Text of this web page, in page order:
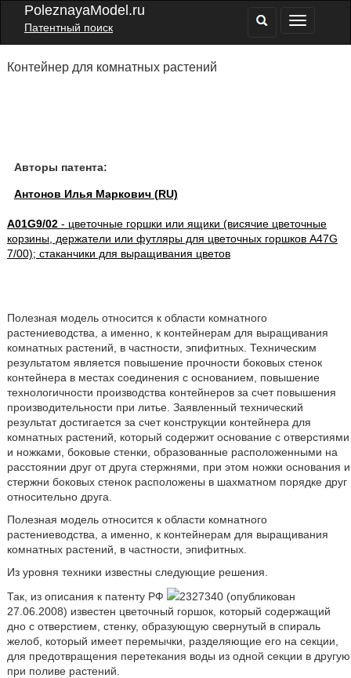
PoleznayaModel.ru
Патентный поиск
Контейнер для комнатных растений
Авторы патента:
Антонов Илья Маркович (RU)
A01G9/02- цветочные горшки или ящики (висячие цветочные
корзины, держатели или футляры для цветочных горшков A47G
7/00); стаканчики для выращивания цветов
Полезная модель относится к области комнатного
растениеводства, а именно, к контейнерам для выращивания
комнатных растений, в частности, эпифитных. Техническим
результатом является повышение прочности боковых стенок
контейнера в местах соединения с основанием, повышение
технологичности производства контейнеров за счет повышения
производительности при литье. Заявленный технический
результат достигается за счет конструкции контейнера для
комнатных растений, который содержит основание с отверстиями
и ножками, боковые стенки, образованные расположенными на
расстоянии друг от друга стержнями, при этом ножки основания и
стержни боковых стенок расположены в шахматном порядке друг
относительно друга.
Полезная модель относится к области комнатного
растениеводства, а именно, к контейнерам для выращивания
комнатных растений, в частности, эпифитных.
Из уровня техники известны следующие решения.
Так, из описания к патенту РФ
2327340 (опубликован
27.06.2008) известен цветочный горшок, который содержащий
дно с отверстием, стенку, образующую свернутый в спираль
желоб, который имеет перемычки, разделяющие его на секции,
для предотвращения перетекания воды из одной секции в другую
при поливе растений.